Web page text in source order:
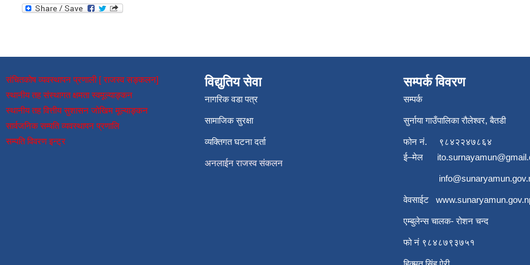
संचितकोष व्यवस्थापन प्रणाली [ राजस्व सङ्कलन]
स्थानीय तह संस्थागत क्षमता स्वमूल्याङ्कन
स्थानीय तह वित्तीय सुशासन जोखिम मूल्याङ्कन
सार्वजनिक सम्पति व्यवस्थापन प्रणालि
सम्पति विवरण इन्ट्र
विद्युतिय सेवा
नागरिक वडा पत्र
सामाजिक सुरक्षा
व्यक्तिगत घटना दर्ता
अनलाईन राजस्व संकलन
सम्पर्क विवरण
सम्पर्क
सुर्नाया गाउँपालिका रौलेश्वर, बैतडी
फोन नं.
९८४२२४७८६४
ई–मेल
वेवसाईट www.
एम्बुलेन्स चालक- रोशन चन्द
फो नं ९८४८७९३७५१